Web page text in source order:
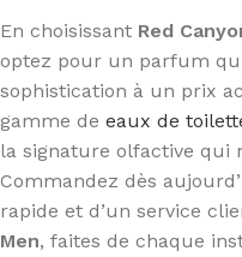
En choisissant Red
optez pour un parfum
sophistication à un prix
gamme de eaux de
la signature olfactive qui
Commandez dès
rapide et d’un service
Men, faites de chaque